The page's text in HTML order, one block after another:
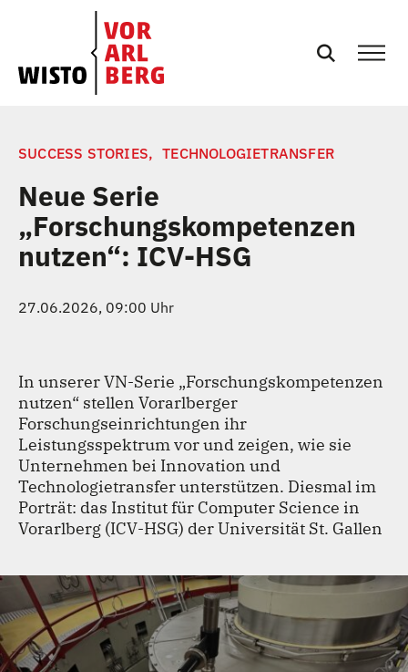
EVENTS
NEWS
PRESSE
TEAM
KONTAKT
SUCCESS STORIES, TECHNOLOGIETRANSFER
Neue Serie
„Forschungskompetenzen
nutzen“: ICV-HSG
27.06.2026, 09:00 Uhr
In unserer VN-Serie „Forschungskompetenzen
nutzen“ stellen Vorarlberger
Forschungseinrichtungen ihr
Leistungsspektrum vor und zeigen, wie sie
Unternehmen bei Innovation und
Technologietransfer unterstützen. Diesmal im
Porträt: das Institut für Computer Science in
Vorarlberg (ICV-HSG) der Universität St. Gallen